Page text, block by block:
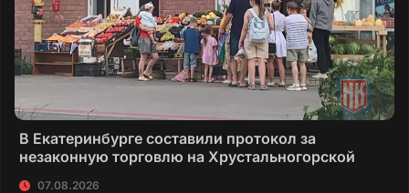
В Екатеринбурге составили протокол за
незаконную торговлю на Хрустальногорской
07.08.2026